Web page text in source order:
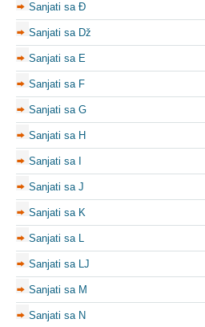
Sanjati sa Đ
Sanjati sa Dž
Sanjati sa E
Sanjati sa F
Sanjati sa G
Sanjati sa H
Sanjati sa I
Sanjati sa J
Sanjati sa K
Sanjati sa L
Sanjati sa LJ
Sanjati sa M
Sanjati sa N